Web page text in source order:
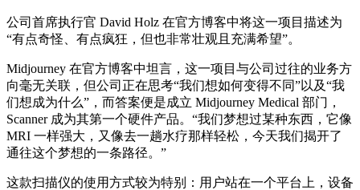
公司首席执行官 David Holz 在官方博客中将这一项目描述为
“有点奇怪、有点疯狂，但也非常壮观且充满希望”。
Midjourney 在官方博客中坦言，这一项目与公司过往的业务方
向毫无关联，但公司正在思考“我们想如何变得不同”以及“我
们想成为什么”，而答案便是成立 Midjourney Medical 部门，
Scanner 成为其第一个硬件产品。“我们梦想过某种东西，它像
MRI 一样强大，又像去一趟水疗那样轻松，今天我们揭开了
通往这个梦想的一条路径。”
这款扫描仪的使用方式较为特别：用户站在一个平台上，设备